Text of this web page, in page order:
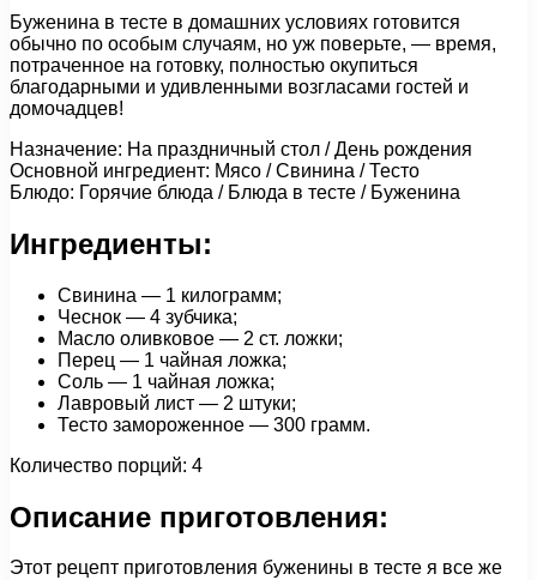
Буженина в тесте в домашних условиях готовится
обычно по особым случаям, но уж поверьте, — время,
потраченное на готовку, полностью окупиться
благодарными и удивленными возгласами гостей и
домочадцев!
Назначение: На праздничный стол / День рождения
Основной ингредиент: Мясо / Свинина / Тесто
Блюдо: Горячие блюда / Блюда в тесте / Буженина
Ингредиенты:
Свинина — 1 килограмм;
Чеснок — 4 зубчика;
Масло оливковое — 2 ст. ложки;
Перец — 1 чайная ложка;
Соль — 1 чайная ложка;
Лавровый лист — 2 штуки;
Тесто замороженное — 300 грамм.
Количество порций: 4
Описание приготовления:
Этот рецепт приготовления буженины в тесте я все же